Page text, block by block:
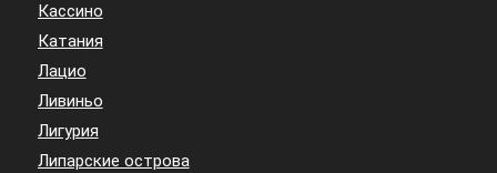
Кассино
Катания
Лацио
Ливиньо
Лигурия
Липарские острова